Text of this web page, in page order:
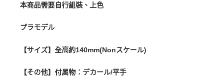
本商品需要自行組裝、上色
プラモデル
【サイズ】全高約140mm(Nonスケール)
【その他】付属物：デカール/平手